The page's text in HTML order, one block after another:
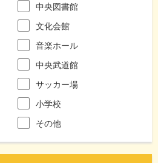
中央図書館
文化会館
音楽ホール
中央武道館
サッカー場
小学校
その他